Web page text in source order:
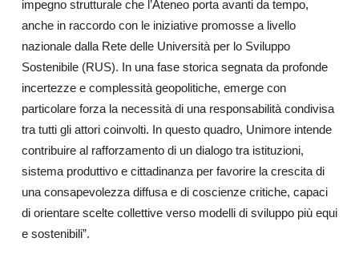
impegno strutturale che l’Ateneo porta avanti da tempo,
anche in raccordo con le iniziative promosse a livello
nazionale dalla Rete delle Università per lo Sviluppo
Sostenibile (RUS). In una fase storica segnata da profonde
incertezze e complessità geopolitiche, emerge con
particolare forza la necessità di una responsabilità condivisa
tra tutti gli attori coinvolti. In questo quadro, Unimore intende
contribuire al rafforzamento di un dialogo tra istituzioni,
sistema produttivo e cittadinanza per favorire la crescita di
una consapevolezza diffusa e di coscienze critiche, capaci
di orientare scelte collettive verso modelli di sviluppo più equi
e sostenibili”.